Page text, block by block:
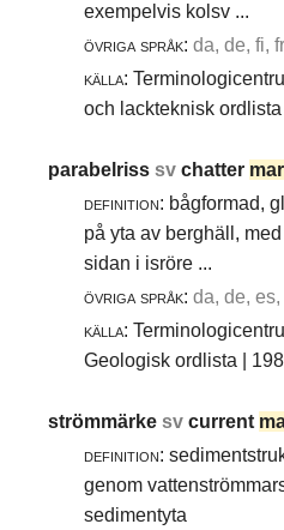
exempelvis kolsv ...
övriga språk: da, de, fi,
källa:
och lackteknisk
parabelrisssvchatter
definition: bågformad,
på yta av berghäll,
sidan i isröre ...
övriga språk: da, de, es,
källa:
Geologisk ordlista |
strömmärkesvcurrent
definition:
genom
sedimentyta